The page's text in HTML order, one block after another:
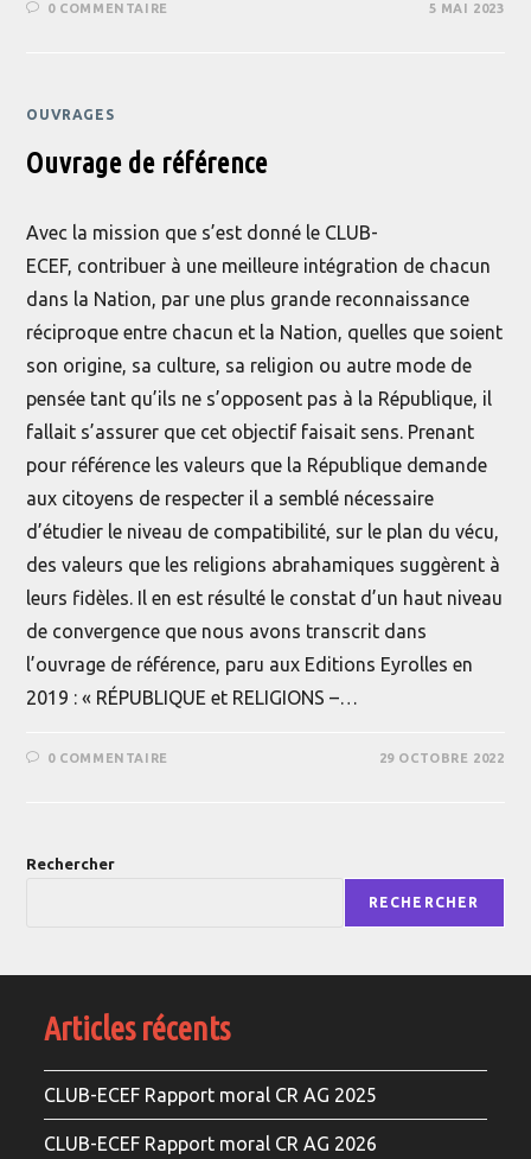
0 COMMENTAIRE 5 MAI 2023
OUVRAGES
Ouvrage de référence
Avec la mission que s’est donné le CLUB-
ECEF, contribuer à une meilleure intégration de chacun
dans la Nation, par une plus grande reconnaissance
réciproque entre chacun et la Nation, quelles que soient
son origine, sa culture, sa religion ou autre mode de
pensée tant qu’ils ne s’opposent pas à la République, il
fallait s’assurer que cet objectif faisait sens. Prenant
pour référence les valeurs que la République demande
aux citoyens de respecter il a semblé nécessaire
d’étudier le niveau de compatibilité, sur le plan du vécu,
des valeurs que les religions abrahamiques suggèrent à
leurs fidèles. Il en est résulté le constat d’un haut niveau
de convergence que nous avons transcrit dans
l’ouvrage de référence, paru aux Editions Eyrolles en
2019 : « RÉPUBLIQUE et RELIGIONS –…
0 COMMENTAIRE 29 OCTOBRE 2022
Rechercher
RECHERCHER
Articles récents
CLUB-ECEF Rapport moral CR AG 2025
CLUB-ECEF Rapport moral CR AG 2026